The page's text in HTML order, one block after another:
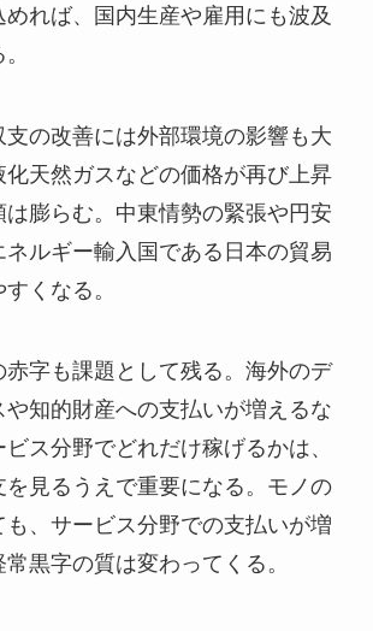
れば、国内生産や雇用にも波及
支の改善には外部環境の影響も大
化天然ガスなどの価格が再び上昇
膨らむ。中東情勢の緊張や円安
ネルギー輸入国である日本の貿易
くなる。
字も課題として残る。海外のデ
や知的財産への支払いが増えるな
ス分野でどれだけ稼げるかは、
見るうえで重要になる。モノの
、サービス分野での支払いが増
黒字の質は変わってくる。